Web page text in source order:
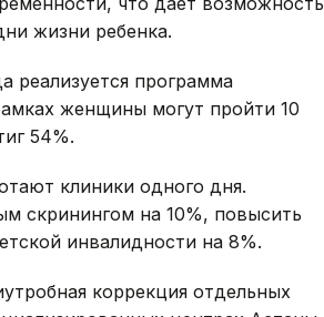
жизни ребенка.
реализуется программа
женщины могут пройти 10
54%.
клиники одного дня.
скринингом на 10%, повысить
инвалидности на 8%.
коррекция отдельных